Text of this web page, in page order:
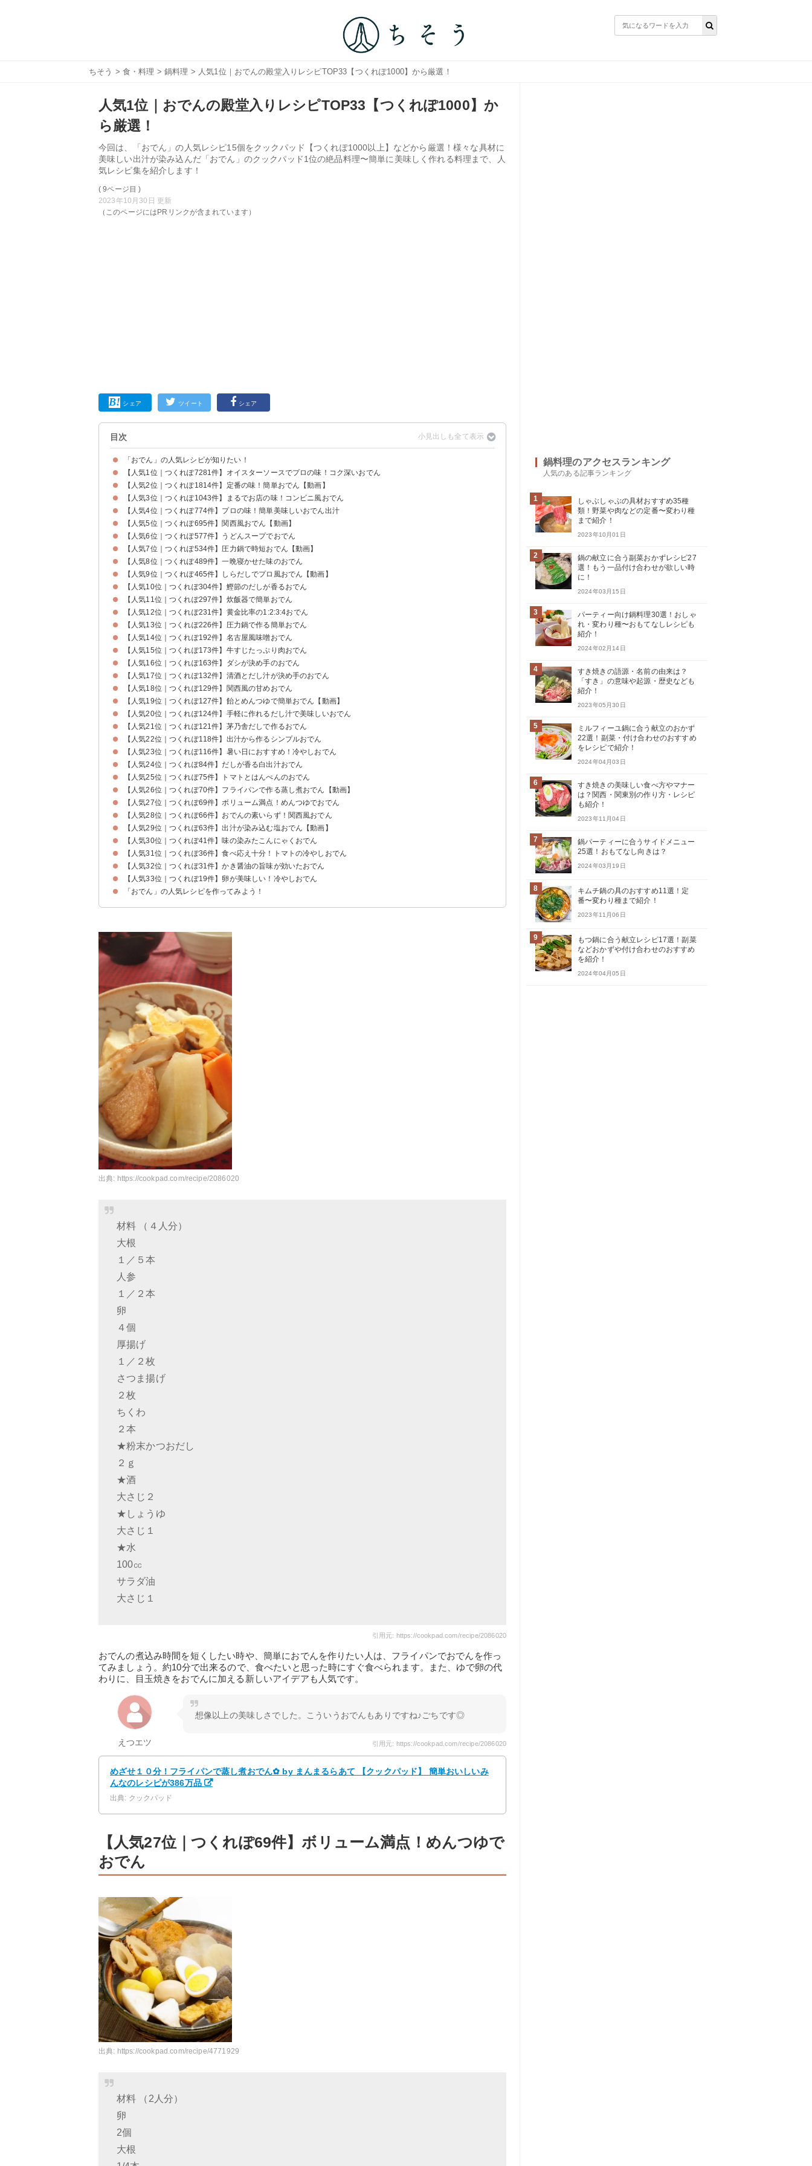
ちそう > 食・料理 >鍋料理 > 人気1位｜おでんの殿堂入りレシピTOP33【つくれぽ1000】から厳選！
人気1位｜おでんの殿堂入りレシピTOP33【つくれぽ1000】か
ら厳選！
今回は、「おでん」の人気レシピ15個をクックパッド【つくれぽ1000以上】などから厳選！様々な具材に
美味しい出汁が染み込んだ「おでん」のクックパッド1位の絶品料理〜簡単に美味しく作れる料理まで、人
気レシピ集を紹介します！
( 9ページ目 )
2023年10月30日 更新
（このページにはPRリンクが含まれています）
シェア ツイート シェア
目次
「おでん」の人気レシピが知りたい！
【人気1位｜つくれぽ7281件】オイスターソースでプロの味！コク深いおでん
【人気2位｜つくれぽ1814件】定番の味！簡単おでん【動画】
【人気3位｜つくれぽ1043件】まるでお店の味！コンビニ風おでん
【人気4位｜つくれぽ774件】プロの味！簡単美味しいおでん出汁
【人気5位｜つくれぽ695件】関西風おでん【動画】
【人気6位｜つくれぽ577件】うどんスープでおでん
【人気7位｜つくれぽ534件】圧力鍋で時短おでん【動画】
【人気8位｜つくれぽ489件】一晩寝かせた味のおでん
【人気9位｜つくれぽ465件】しらだしでプロ風おでん【動画】
【人気10位｜つくれぽ304件】鰹節のだしが香るおでん
【人気11位｜つくれぽ297件】炊飯器で簡単おでん
【人気12位｜つくれぽ231件】黄金比率の1:2:3:4おでん
【人気13位｜つくれぽ226件】圧力鍋で作る簡単おでん
【人気14位｜つくれぽ192件】名古屋風味噌おでん
【人気15位｜つくれぽ173件】牛すじたっぷり肉おでん
【人気16位｜つくれぽ163件】ダシが決め手のおでん
【人気17位｜つくれぽ132件】清酒とだし汁が決め手のおでん
【人気18位｜つくれぽ129件】関西風の甘めおでん
【人気19位｜つくれぽ127件】飴とめんつゆで簡単おでん【動画】
【人気20位｜つくれぽ124件】手軽に作れるだし汁で美味しいおでん
【人気21位｜つくれぽ121件】茅乃舎だしで作るおでん
【人気22位｜つくれぽ118件】出汁から作るシンプルおでん
【人気23位｜つくれぽ116件】暑い日におすすめ！冷やしおでん
【人気24位｜つくれぽ84件】だしが香る白出汁おでん
【人気25位｜つくれぽ75件】トマトとはんぺんのおでん
【人気26位｜つくれぽ70件】フライパンで作る蒸し煮おでん【動画】
【人気27位｜つくれぽ69件】ボリューム満点！めんつゆでおでん
【人気28位｜つくれぽ66件】おでんの素いらず！関西風おでん
【人気29位｜つくれぽ63件】出汁が染み込む塩おでん【動画】
【人気30位｜つくれぽ41件】味の染みたこんにゃくおでん
【人気31位｜つくれぽ36件】食べ応え十分！トマトの冷やしおでん
【人気32位｜つくれぽ31件】かき醤油の旨味が効いたおでん
【人気33位｜つくれぽ19件】卵が美味しい！冷やしおでん
「おでん」の人気レシピを作ってみよう！
出典: https://cookpad.com/recipe/2086020
材料 （４人分）
大根
１／５本
人参
１／２本
卵
４個
厚揚げ
１／２枚
さつま揚げ
２枚
ちくわ
２本
★粉末かつおだし
２ｇ
★酒
大さじ２
★しょうゆ
大さじ１
★水
100㏄
サラダ油
大さじ１
引用元: https://cookpad.com/recipe/2086020
おでんの煮込み時間を短くしたい時や、簡単におでんを作りたい人は、フライパンでおでんを作っ
てみましょう。約10分で出来るので、食べたいと思った時にすぐ食べられます。また、ゆで卵の代
わりに、目玉焼きをおでんに加える新しいアイデアも人気です。
えつエツ
想像以上の美味しさでした。こういうおでんもありですね♪ごちです◎
引用元: https://cookpad.com/recipe/2086020
めざせ１０分！フライパンで蒸し煮おでん✿ by まんまるらあて 【クックパッド】 簡単おいしいみ
んなのレシピが386万品
出典: クックパッド
【人気27位｜つくれぽ69件】ボリューム満点！めんつゆで
おでん
出典: https://cookpad.com/recipe/4771929
材料 （2人分）
卵
2個
大根
鍋料理のアクセスランキング
人気のある記事ランキング
1
しゃぶしゃぶの具材おすすめ35種
類！野菜や肉などの定番〜変わり種
まで紹介！
2023年10月01日
2
鍋の献立に合う副菜おかずレシピ27
選！もう一品付け合わせが欲しい時
に！
2024年03月15日
3
パーティー向け鍋料理30選！おしゃ
れ・変わり種〜おもてなしレシピも
紹介！
2024年02月14日
4
すき焼きの語源・名前の由来は？
「すき」の意味や起源・歴史なども
紹介！
2023年05月30日
5
ミルフィーユ鍋に合う献立のおかず
22選！副菜・付け合わせのおすすめ
をレシピで紹介！
2024年04月03日
6
すき焼きの美味しい食べ方やマナー
は？関西・関東別の作り方・レシピ
も紹介！
2023年11月04日
7
鍋パーティーに合うサイドメニュー
25選！おもてなし向きは？
2024年03月19日
8
キムチ鍋の具のおすすめ11選！定
番〜変わり種まで紹介！
2023年11月06日
9
もつ鍋に合う献立レシピ17選！副菜
などおかずや付け合わせのおすすめ
を紹介！
2024年04月05日